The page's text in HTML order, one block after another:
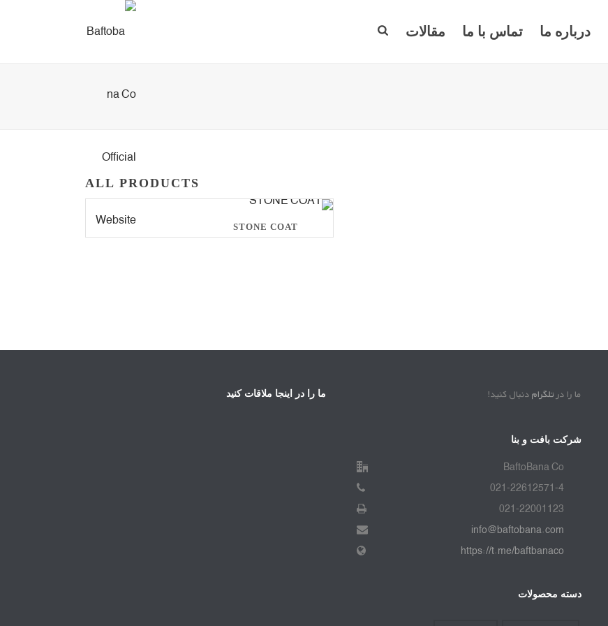
درباره ما تماس با ما مقالات
ALL PRODUCTS
STONE COAT
ما را در اینجا ملاقات کنید ما را در تلگرامدنبال کنید!
شرکت بافت و بنا
BaftoBana Co
021-22612571-4
021-22001123
info@baftobana.com
https://t.me/baftbanaco
دسته محصولات